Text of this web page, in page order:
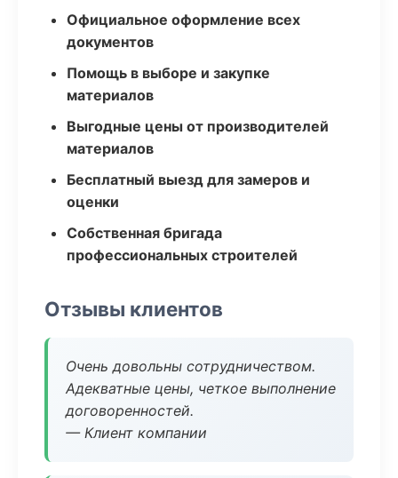
Официальное оформление всех
документов
Помощь в выборе и закупке
материалов
Выгодные цены от производителей
материалов
Бесплатный выезд для замеров и
оценки
Собственная бригада
профессиональных строителей
Отзывы клиентов
Очень довольны сотрудничеством.
Адекватные цены, четкое выполнение
договоренностей.
— Клиент компании